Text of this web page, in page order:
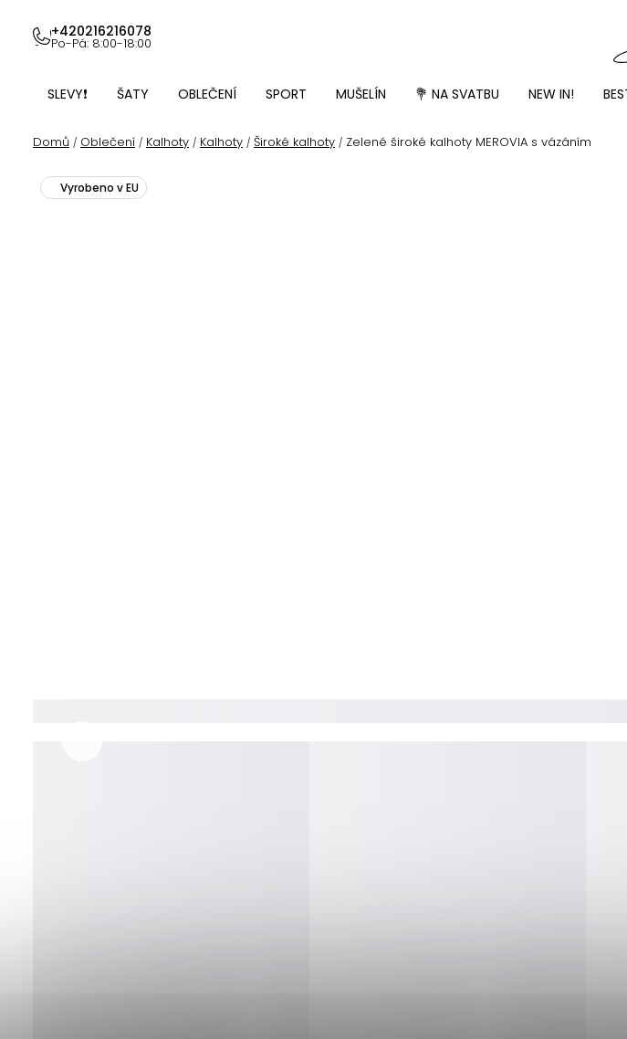
obsah
+420216216078
Po-Pá: 8:00-18:00
SLEVY❗ ŠATY OBLEČENÍ SPORT MUŠELÍN 💐 NA SVATBU NEW IN!
Domů / Oblečení / Kalhoty / Kalhoty / Široké kalhoty / Zelené široké kalhoty MEROVIA s vázáním
Vyrobeno v EU